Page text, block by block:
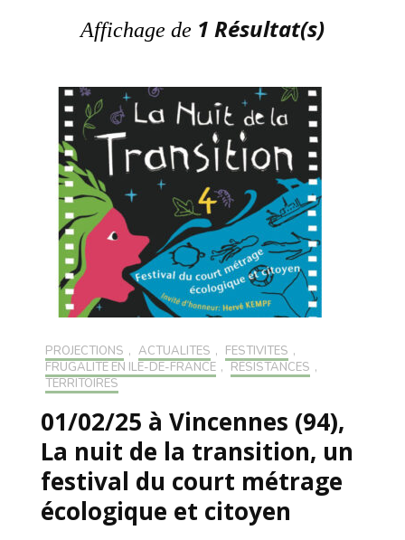
Affichage de 1 Résultat(s)
PROJECTIONS , ACTUALITÉS , FESTIVITÉS ,
FRUGALITÉ EN ILE-DE-FRANCE , RÉSISTANCES ,
TERRITOIRES
01/02/25 à Vincennes (94),
La nuit de la transition, un
festival du court métrage
écologique et citoyen